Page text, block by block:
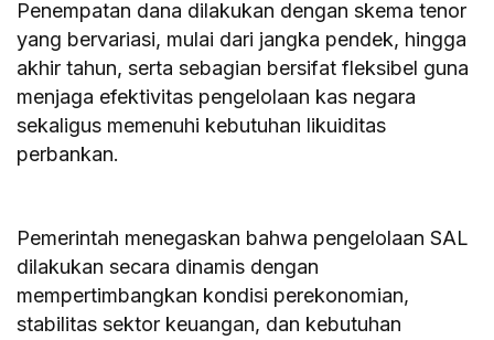
Penempatan dana dilakukan dengan skema tenor
yang bervariasi, mulai dari jangka pendek, hingga
akhir tahun, serta sebagian bersifat fleksibel guna
menjaga efektivitas pengelolaan kas negara
sekaligus memenuhi kebutuhan likuiditas
perbankan.
Pemerintah menegaskan bahwa pengelolaan SAL
dilakukan secara dinamis dengan
mempertimbangkan kondisi perekonomian,
stabilitas sektor keuangan, dan kebutuhan